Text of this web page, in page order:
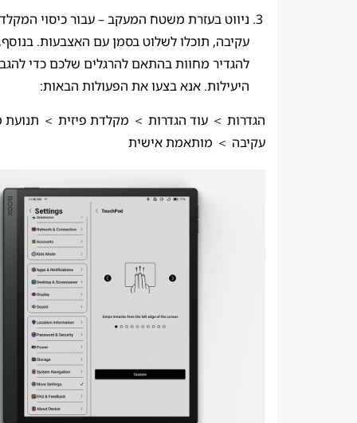
ניווט בעזרת משטח המעקב – עבור כיסוי
עקיבה, תוכלו לשלוט בסמן עם האצבעות.
להגדיר מחוות בהתאם להרגלים שלכם כדי
היעילות. אנא בצעו את הפעולות הבאות:
הגדרות ＞ עוד הגדרות ＞ מקלדת פיזית ＞
עקיבה ＞ מותאמת אישית